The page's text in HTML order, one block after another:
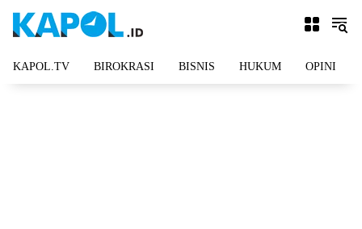
KAPOL.TV BIROKRASI BISNIS HUKUM OPINI